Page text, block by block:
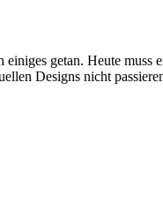
getan. Heute muss
Designs nicht